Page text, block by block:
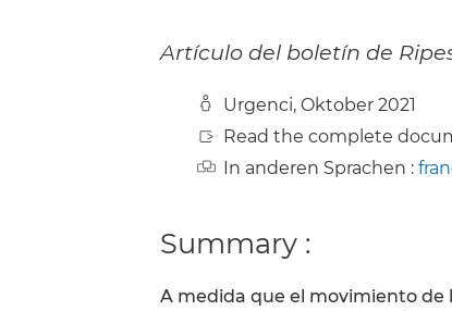
Artículo del boletín de
Urgenci, Oktober 2021
Read the complete
In anderen Sprachen :
Summary :
A medida que el movimiento de